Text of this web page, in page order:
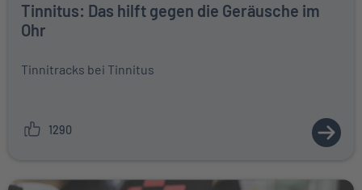
Tinnitus: Das hilft gegen die Geräusche im
Ohr
Tinnitracks bei Tinnitus
1290
ZUM